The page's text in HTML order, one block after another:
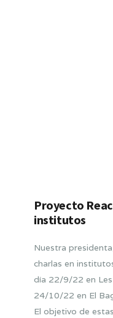
Proyecto
institutos
Nuestra
charlas en
día 22/9/22 en Les
24/10/22 en El
El objetivo de